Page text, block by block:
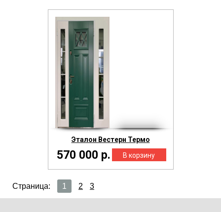
Эталон Вестерн Термо
570 000 р.
Страница: 1 2 3